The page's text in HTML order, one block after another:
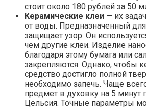
стоит около 180 рублей за 50
Керамические клеи — их
от воды. Предназначенный
защищает узор. Он
чем другие клеи. Изделие
благодаря этому бумага или
закрепляются. Однако, чтобы
средство достигло полной
необходимо запечь. Чаще
предмет в духовку на 5 минут
Цельсия. Точные параметры